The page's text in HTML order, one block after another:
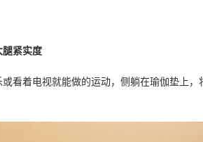
腿紧实度
着电视就能做的运动，侧躺在瑜伽垫上，